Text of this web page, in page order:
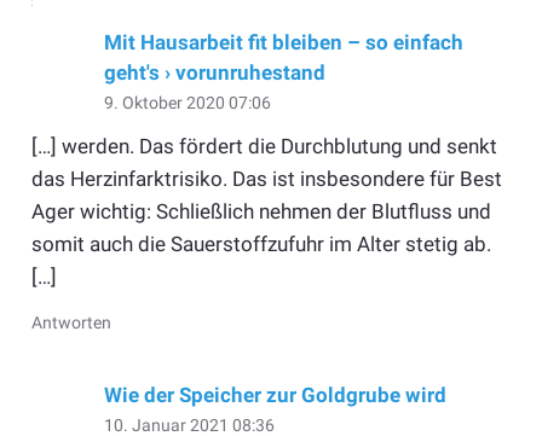
Mit Hausarbeit fit bleiben – so einfach
geht's › vorunruhestand
9. Oktober 2020 07:06
[…] werden. Das fördert die Durchblutung und senkt
das Herzinfarktrisiko. Das ist insbesondere für Best
Ager wichtig: Schließlich nehmen der Blutfluss und
somit auch die Sauerstoffzufuhr im Alter stetig ab.
[…]
Antworten
Wie der Speicher zur Goldgrube wird
10. Januar 2021 08:36